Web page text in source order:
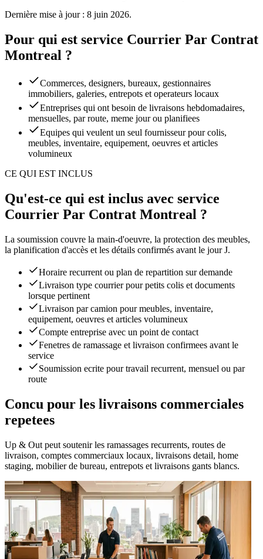
Dernière mise à jour : 8 juin 2026.
Pour qui est service Courrier Par Contrat
Montreal ?
Commerces, designers, bureaux, gestionnaires
immobiliers, galeries, entrepots et operateurs locaux
Entreprises qui ont besoin de livraisons hebdomadaires,
mensuelles, par route, meme jour ou planifiees
Equipes qui veulent un seul fournisseur pour colis,
meubles, inventaire, equipement, oeuvres et articles
volumineux
CE QUI EST INCLUS
Qu'est-ce qui est inclus avec service
Courrier Par Contrat Montreal ?
La soumission couvre la main-d'oeuvre, la protection des meubles,
la planification d'accès et les détails confirmés avant le jour J.
Horaire recurrent ou plan de repartition sur demande
Livraison type courrier pour petits colis et documents
lorsque pertinent
Livraison par camion pour meubles, inventaire,
equipement, oeuvres et articles volumineux
Compte entreprise avec un point de contact
Fenetres de ramassage et livraison confirmees avant le
service
Soumission ecrite pour travail recurrent, mensuel ou par
route
Concu pour les livraisons commerciales
repetees
Up & Out peut soutenir les ramassages recurrents, routes de
livraison, comptes commerciaux locaux, livraisons detail, home
staging, mobilier de bureau, entrepots et livraisons gants blancs.